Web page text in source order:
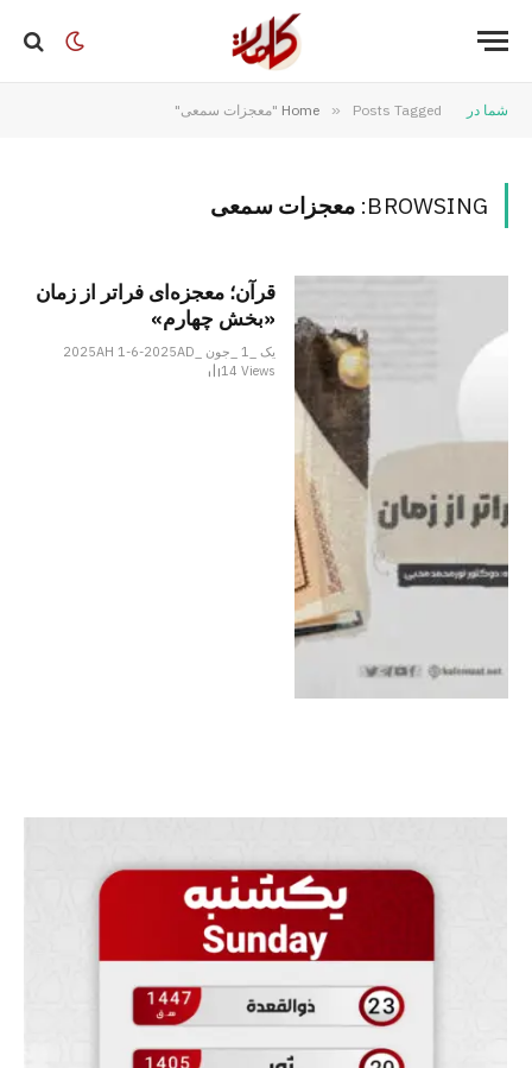
شما در Home » Posts Tagged "معجزات سمعی"
BROWSING: معجزات سمعی
قرآن؛ معجزه‌ای فراتر از زمان
«بخش چهارم»
یک _1 _جون _2025AH 1-6-2025AD
14Views